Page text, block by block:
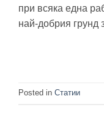
при всяка една
най-добрия грунд
Posted in Статии